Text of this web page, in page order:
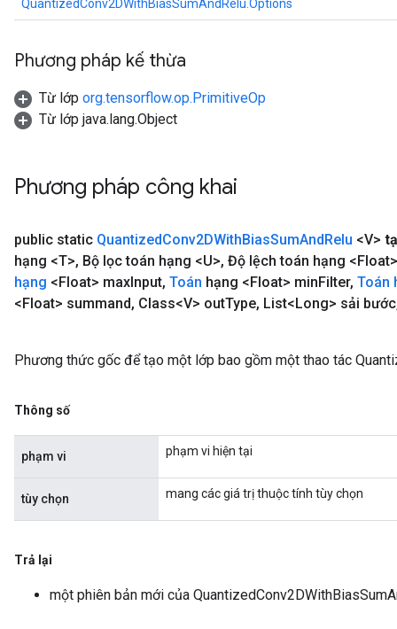
QuantizedConv2DWithBiasSumAndRelu.Options
Phương pháp kế thừa
Từ lớp org.tensorflow.op.PrimitiveOp
Từ lớp java.lang.Object
Phương pháp công khai
public static QuantizedConv2DWithBiasSumAndRelu <V>
hạng <T>, Bộ lọc toán hạng <U>, Độ lệch toán hạng <Float>
hạng <Float> maxInput, Toán hạng <Float> minFilter, Toán
<Float> summand, Class<V> outType, List<Long> sải bước
Phương thức gốc để tạo một lớp bao gồm một thao tác
Thông số
phạm vi phạm vi hiện tại
tùy chọn mang các giá trị thuộc tính tùy chọn
Trả lại
một phiên bản mới của